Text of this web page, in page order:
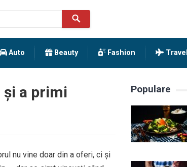
Auto Beauty Fashion Travel
a primi
nu vine doar din a oferi, ci și
Populare